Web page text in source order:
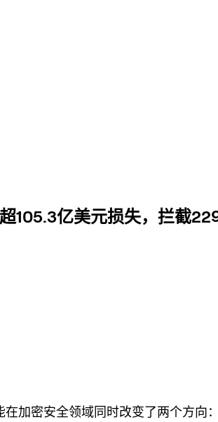
105.3亿美元损失，拦截
在加密安全领域同时改变了两个方向